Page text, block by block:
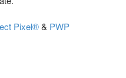
Pixel®& PWP